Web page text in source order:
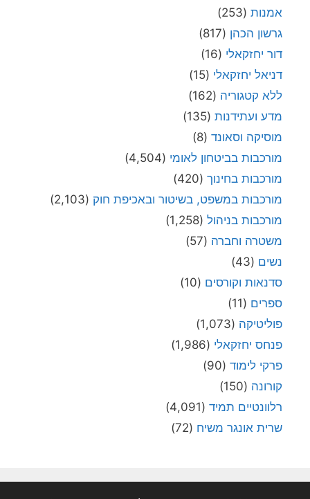
אמנות (253)
גרשון הכהן (817)
דור יחזקאלי (16)
דניאל יחזקאלי (15)
ללא קטגוריה (162)
מדע ועתידנות (135)
מוסיקה וסאונד (8)
מורכבות בביטחון לאומי (4,504)
מורכבות בחינוך (420)
מורכבות במשפט, בשיטור ובאכיפת חוק (2,103)
מורכבות בניהול (1,258)
משטרה וחברה (57)
נשים (43)
סדנאות וקורסים (10)
ספרים (11)
פוליטיקה (1,073)
פנחס יחזקאלי (1,986)
פרקי לימוד (90)
קורונה (150)
רלוונטיים תמיד (4,091)
שרית אונגר משיח (72)